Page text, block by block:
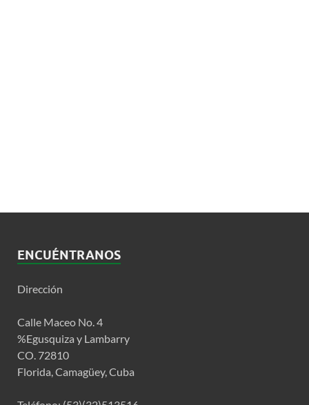
ENCUÉNTRANOS
Dirección
Calle Maceo No. 4
%Egusquiza y Lambarry
CO. 72810
Florida, Camagüey, Cuba